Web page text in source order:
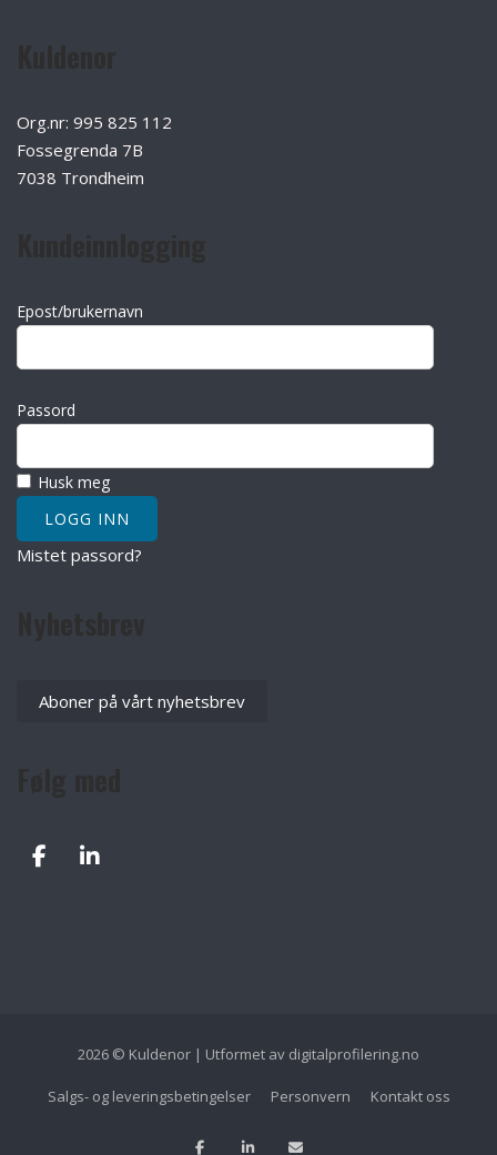
Org.nr: 995 825 112
Fossegrenda 7B
7038 Trondheim
Epost/brukernavn
Passord
Husk meg
Mistet passord?
Aboner på vårt nyhetsbrev
2026 © Kuldenor | Utformet av digitalprofilering.no
Salgs- og leveringsbetingelser Personvern Kontakt oss